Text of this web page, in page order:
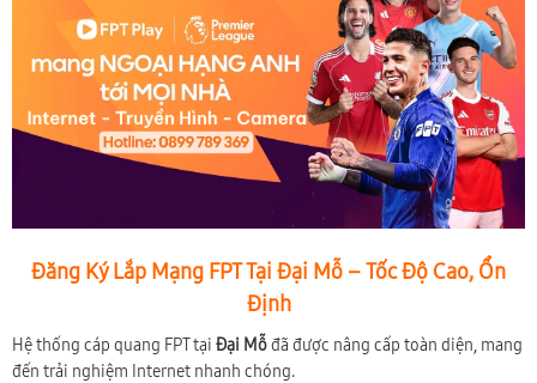
Đăng Ký Lắp Mạng FPT Tại Đại Mỗ – Tốc Độ Cao, Ổn
Định
Hệ thống cáp quang FPT tại Đại Mỗđã được nâng cấp toàn diện, mang
đến trải nghiệm Internet nhanh chóng.